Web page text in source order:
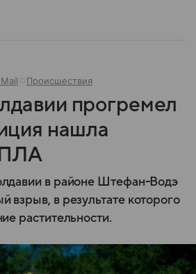
Происшествия
прогремел
нашла
в районе Штефан-Водэ
в результате которого
растительности.